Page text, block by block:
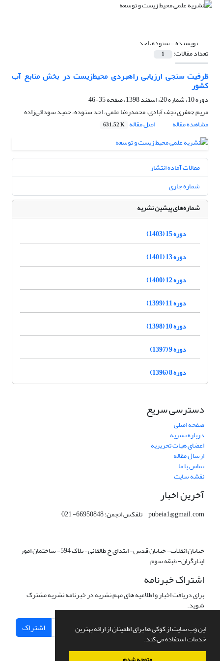
این وب سایت از کوکی ها برای اطمینان از ارائه بهترین
خدمات استفاده می کند.
نویسنده =ستوده، احد
تعداد مقالات: 1
ظرفیت سنجی ارزیابی راهبردی محیط‌زیست در بخش منابع آب
کشور
دوره 10، شماره 20، اسفند 1398، صفحه
35-46
مریم جعفری نجف آبادی، محمدرضا علمی، احد ستوده، حمید سودائی‌زاده
مشاهده مقاله
اصل مقاله 631.52 K
مقالات آماده انتشار
شماره جاری
شماره‌های پیشین نشریه
دوره 15 (1403)
دوره 13 (1401)
دوره 12 (1400)
دوره 11 (1399)
دوره 10 (1398)
دوره 9 (1397)
دوره 8 (1396)
دسترسی سریع
صفحه اصلی
درباره نشریه
اعضای هیات تحریریه
ارسال مقاله
تماس با ما
نقشه سایت
آخرین اخبار
pubeia1@gmail.com تلفکس انجمن: 66950848- 021
خیابان انقلاب- خیابان قدس- ابتدای خ طالقانی- پلاک 594- ساختمان امور
ایثارگران- طبقه سوم
اشتراک خبرنامه
برای دریافت اخبار و اطلاعیه های مهم نشریه در خبرنامه نشریه مشترک
شوید.
اشتراک